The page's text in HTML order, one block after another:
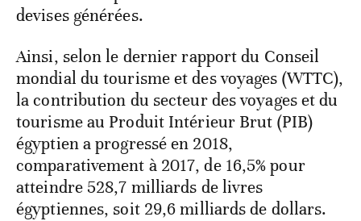
devises générées.
Ainsi, selon le dernier rapport du Conseil
mondial du tourisme et des voyages (WTTC),
la contribution du secteur des voyages et du
tourisme au Produit Intérieur Brut (PIB)
égyptien a progressé en 2018,
comparativement à 2017, de 16,5% pour
atteindre 528,7 milliards de livres
égyptiennes, soit 29,6 milliards de dollars.